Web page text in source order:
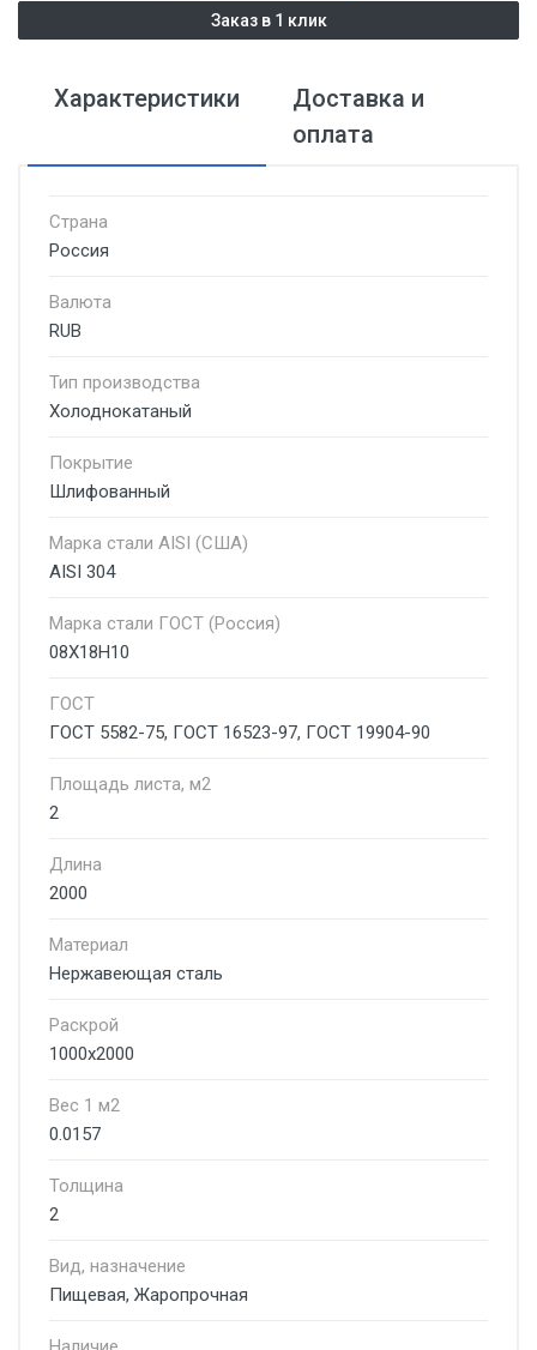
Заказ в 1 клик
Характеристики
Доставка и
оплата
Страна
Россия
Валюта
RUB
Тип производства
Холоднокатаный
Покрытие
Шлифованный
Марка стали AISI (США)
AISI 304
Марка стали ГОСТ (Россия)
08Х18Н10
ГОСТ
ГОСТ 5582-75, ГОСТ 16523-97, ГОСТ 19904-90
Площадь листа, м2
2
Длина
2000
Материал
Нержавеющая сталь
Раскрой
1000х2000
Вес 1 м2
0.0157
Толщина
2
Вид, назначение
Пищевая, Жаропрочная